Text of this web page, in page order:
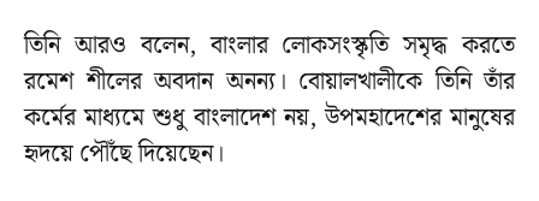
তিনি আরও বলেন, বাংলার লোকসংস্কৃতি সমৃদ্ধ করতে
রমেশ শীলের অবদান অনন্য। বোয়ালখালীকে তিনি তাঁর
কর্মের মাধ্যমে শুধু বাংলাদেশ নয়, উপমহাদেশের মানুষের
হৃদয়ে পৌঁছে দিয়েছেন।